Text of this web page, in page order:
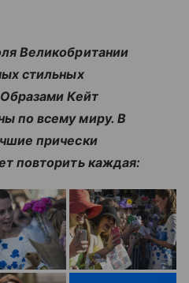
Великобритании
стильных
Кейт
по всему миру. В
прически
повторить каждая: